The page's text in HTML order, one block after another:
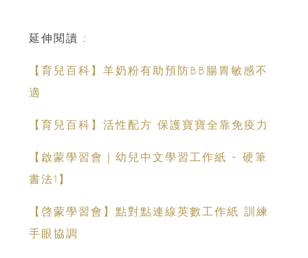
延伸閱讀 :
【育兒百科】羊奶粉有助預防BB腸胃敏感不
適
【育兒百科】活性配方 保護寶寶全靠免疫力
【啟蒙學習會｜幼兒中文學習工作紙 - 硬筆
書法1】
【啓蒙學習會】點對點連線英數工作紙 訓練
手眼協調